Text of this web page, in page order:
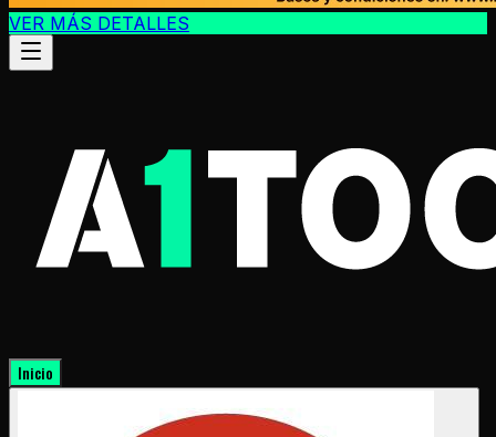
VER MÁS DETALLES
Inicio